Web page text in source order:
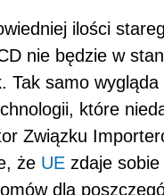
ilości
nie będzie w
Tak samo
które
Związku
że UE zdaje
dla